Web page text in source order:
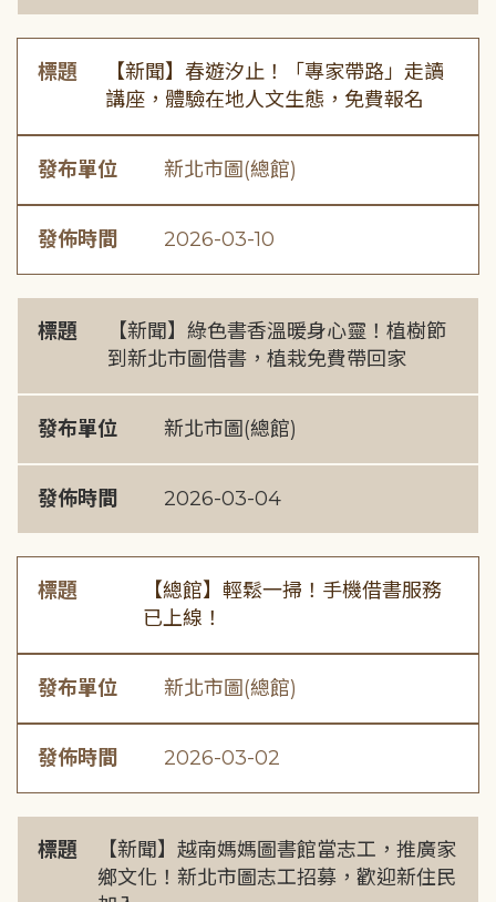
標題
【新聞】春遊汐止！「專家帶路」走讀
講座，體驗在地人文生態，免費報名
發布單位 新北市圖(總館)
發佈時間 2026-03-10
標題
【新聞】綠色書香溫暖身心靈！植樹節
到新北市圖借書，植栽免費帶回家
發布單位 新北市圖(總館)
發佈時間 2026-03-04
標題
【總館】輕鬆一掃！手機借書服務
已上線！
發布單位 新北市圖(總館)
發佈時間 2026-03-02
標題
【新聞】越南媽媽圖書館當志工，推廣家
鄉文化！新北市圖志工招募，歡迎新住民